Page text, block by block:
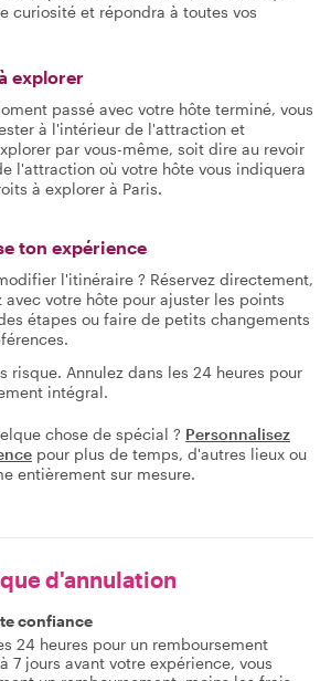
curiosité et répondra à toutes vos
explorer
passé avec votre hôte terminé, vous
à l'intérieur de l'attraction et
par vous-même, soit dire au revoir
l'attraction où votre hôte vous indiquera
à explorer à Paris.
ton expérience
l'itinéraire ? Réservez directement,
avec votre hôte pour ajuster les points
étapes ou faire de petits changements
risque. Annulez dans les 24 heures pour
intégral.
chose de spécial ? Personnalisez
pour plus de temps, d'autres lieux ou
entièrement sur mesure.
d'annulation
confiance
24 heures pour un remboursement
7 jours avant votre expérience, vous